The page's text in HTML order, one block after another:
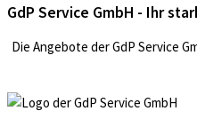
GdP Service GmbH - Ihr
Die Angebote der GdP Service